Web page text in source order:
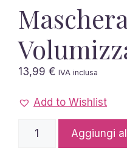
13,99 € IVA inclusa
Add to Wishlist
Maschera
Volumizzante
Aggiungi